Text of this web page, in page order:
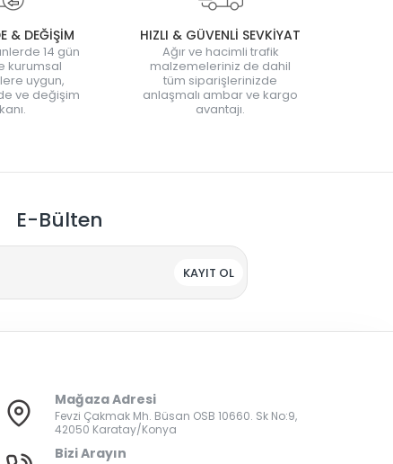
& DEĞİŞİM
14 gün
kurumsal
uygun,
ve değişim
HIZLI & GÜVENLİ SEVKİYAT
Ağır ve hacimli trafik
malzemeleriniz de dahil
tüm siparişlerinizde
anlaşmalı ambar ve kargo
avantajı.
E-Bülten
KAYIT OL
Mağaza Adresi
Fevzi Çakmak Mh. Büsan OSB 10660. Sk No:9,
42050 Karatay/Konya
Bizi Arayın